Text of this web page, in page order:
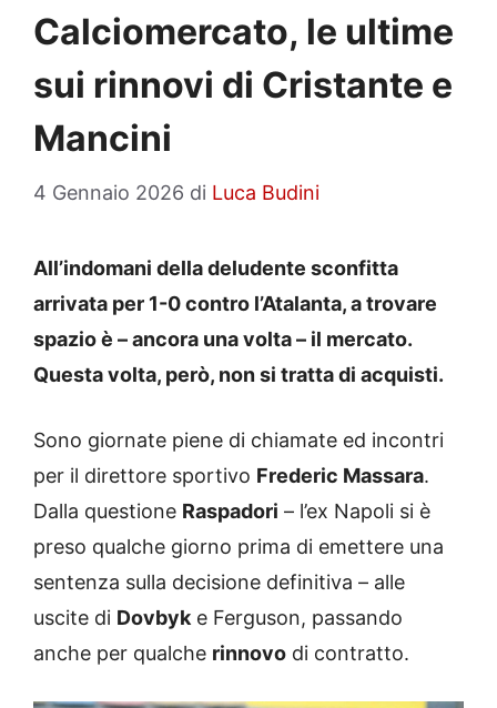
Calciomercato, le ultime
sui rinnovi di Cristante e
Mancini
4 Gennaio 2026 di Luca Budini
All’indomani della deludente sconfitta
arrivata per 1-0 contro l’Atalanta, a trovare
spazio è – ancora una volta – il mercato.
Questa volta, però, non si tratta di acquisti.
Sono giornate piene di chiamate ed incontri
per il direttore sportivo Frederic Massara.
Dalla questione Raspadori – l’ex Napoli si è
preso qualche giorno prima di emettere una
sentenza sulla decisione definitiva – alle
uscite di Dovbyk e Ferguson, passando
anche per qualche rinnovo di contratto.